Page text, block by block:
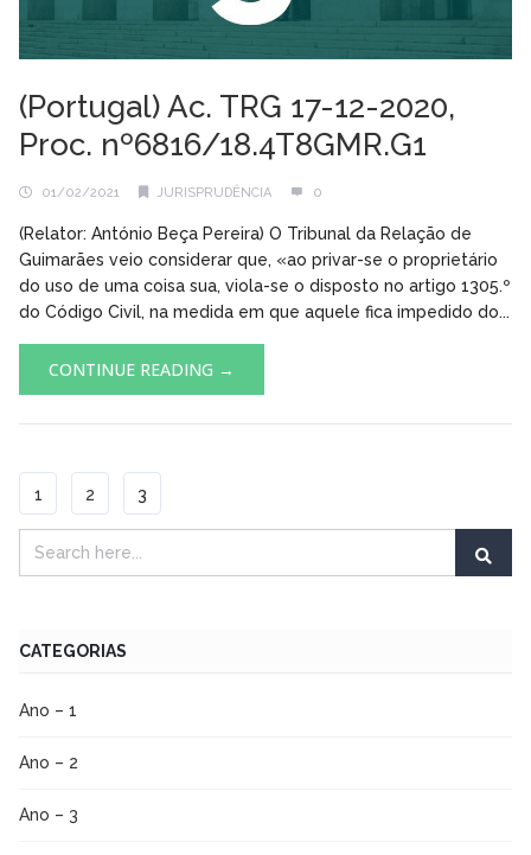
(Portugal) Ac. TRG 17-12-2020,
Proc. nº6816/18.4T8GMR.G1
01/02/2021 JURISPRUDÊNCIA 0
(Relator: António Beça Pereira) O Tribunal da Relação de
Guimarães veio considerar que, «ao privar-se o proprietário
do uso de uma coisa sua, viola-se o disposto no artigo 1305.º
do Código Civil, na medida em que aquele fica impedido do...
CONTINUE READING →
1 2 3
CATEGORIAS
Ano – 1
Ano – 2
Ano – 3